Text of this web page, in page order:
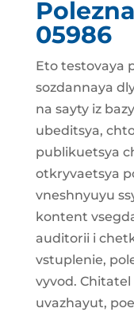
05986
Eto testovaya
sozdannaya
na sayty iz
ubeditsya,
publikuetsya
otkryvaetsya
vneshnyuyu
kontent
auditorii i
vstuplenie,
vyvod.
uvazhayut,